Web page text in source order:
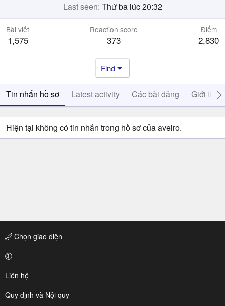
Last seen Thứ ba lúc 20:32
Bài viết
1,575
Reaction score
373
Điểm
2,830
Find
Tin nhắn hồ sơ Latest activity Các bài đăng Giới thiệu
Hiện tại không có tin nhắn trong hồ sơ của aveiro.
Chọn giao diện
Liên hệ
Quy định và Nội quy